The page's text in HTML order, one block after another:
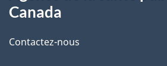
s
ce
Canada
Contactez-nous